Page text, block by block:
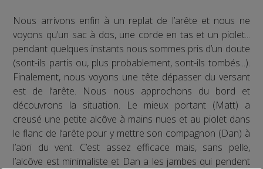
Nous arrivons enfin à un replat de l’arête et nous ne
voyons qu’un sac à dos, une corde en tas et un piolet...
pendant quelques instants nous sommes pris d’un doute
(sont-ils partis ou, plus probablement, sont-ils tombés...).
Finalement, nous voyons une tête dépasser du versant
est de l’arête. Nous nous approchons du bord et
découvrons la situation. Le mieux portant (Matt) a
creusé une petite alcôve à mains nues et au piolet dans
le flanc de l’arête pour y mettre son compagnon (Dan) à
l’abri du vent. C’est assez efficace mais, sans pelle,
l’alcôve est minimaliste et Dan a les jambes qui pendent